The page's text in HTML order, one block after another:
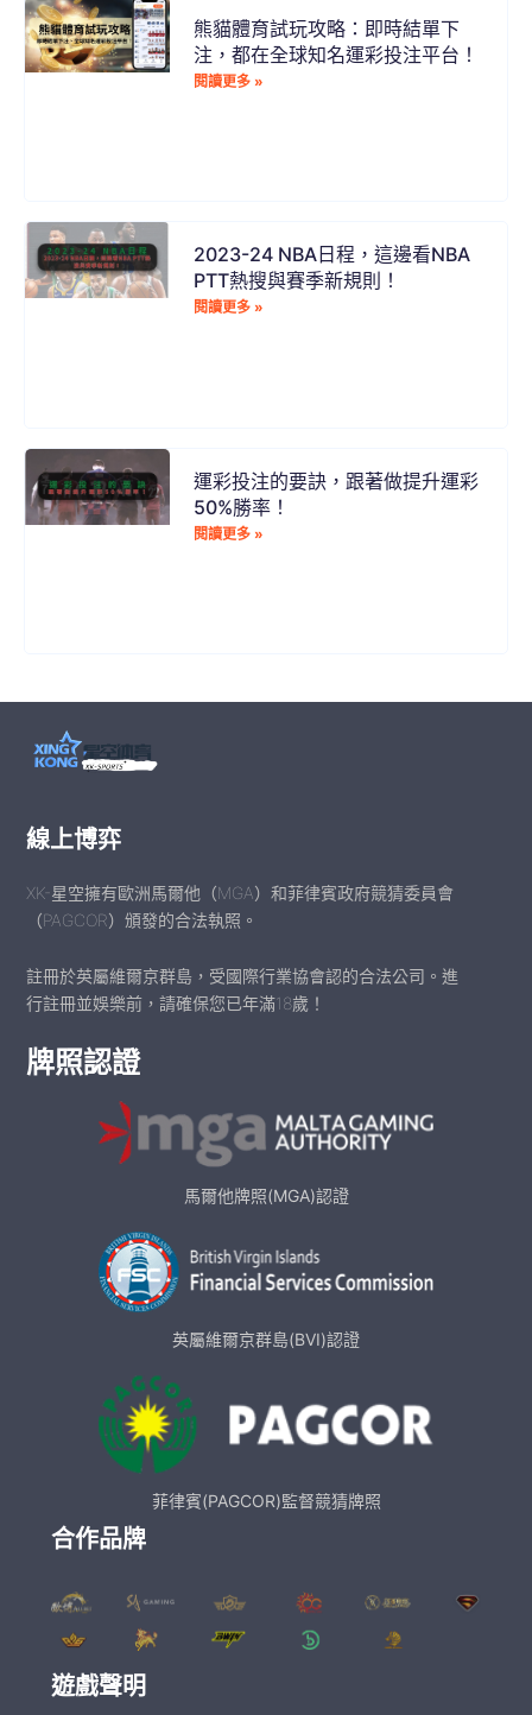
熊貓體育試玩攻略：即時結單下
注，都在全球知名運彩投注平台！
閱讀更多 »
2023-24 NBA日程，這邊看NBA
PTT熱搜與賽季新規則！
閱讀更多 »
運彩投注的要訣，跟著做提升運彩
50%勝率！
閱讀更多 »
線上博弈
XK-星空擁有歐洲馬爾他（MGA）和菲律賓政府競猜委員會
（PAGCOR）頒發的合法執照。
註冊於英屬維爾京群島，受國際行業協會認的合法公司。進
行註冊並娛樂前，請確保您已年滿18歲！
牌照認證
馬爾他牌照(MGA)認證
英屬維爾京群島(BVI)認證
菲律賓(PAGCOR)監督競猜牌照
合作品牌
遊戲聲明